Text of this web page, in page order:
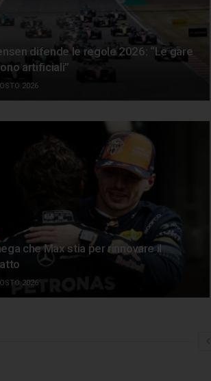
difende le regole 2026: “Le gare
artificiali”
2026
che Max stia per rinnovare il
2026